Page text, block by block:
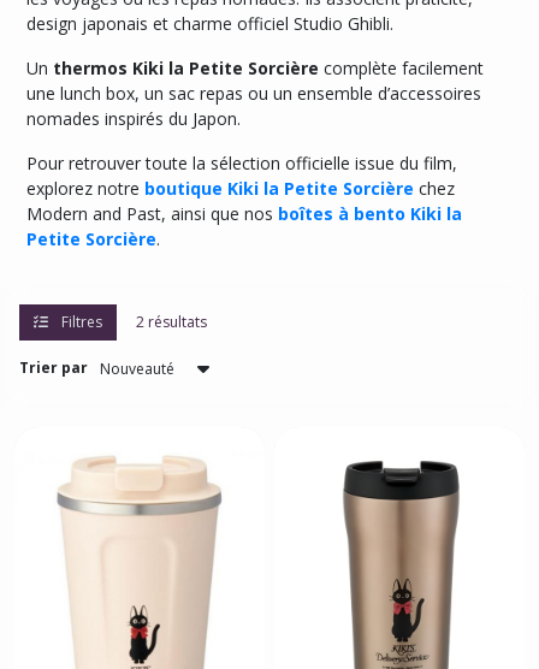
design japonais et charme officiel Studio Ghibli.
Un thermos Kiki la Petite Sorcière complète facilement
une lunch box, un sac repas ou un ensemble d’accessoires
nomades inspirés du Japon.
Pour retrouver toute la sélection officielle issue du film,
explorez notre boutique Kiki la Petite Sorcière chez
Modern and Past, ainsi que nos boîtes à bento Kiki la
Petite Sorcière.
Filtres 2 résultats
Trier par